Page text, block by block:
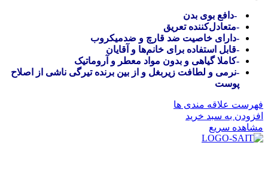
-دافع بوی بدن
-متعادل‌کننده تعریق
-دارای خاصیت ضد قارچ و ضدمیکروب
-قابل استفاده برای خانم‌ها و آقایان
-کاملا گیاهی و بدون مواد معطر و آروماتیک
-نرمی و لطافت زیربغل و از بین برنده تیرگی ناشی از اصلاح
پوست
فهرست علاقه مندی ها
افزودن به سبد خرید
مشاهده سریع